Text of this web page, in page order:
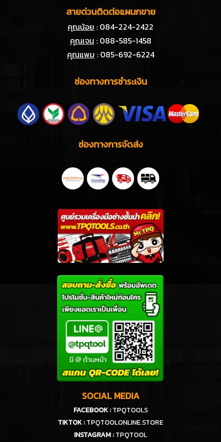
สายด่วนติดต่อแผนกขาย
คุณน้อย : 084-224-2422
คุณเจน : 088-585-1458
คุณแพม : 085-692-6224
ช่องทางการชำระเงิน
ช่องทางการจัดส่ง
SOCIAL MEDIA
FACEBOOK : TPQTOOLS
TIKTOK :TPQTOOLONLINE.STORE
INSTAGRAM :TPQTOOL